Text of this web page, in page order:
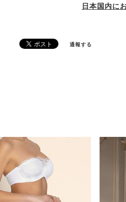
日本国内に
通報する